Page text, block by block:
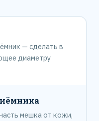
— сделать в
диаметру
мешка от кожи,